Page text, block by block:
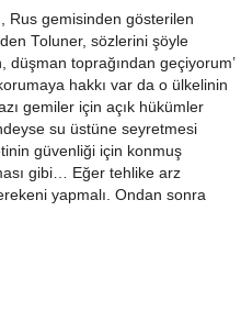
Rus gemisinden gösterilen
Toluner, sözlerini şöyle
düşman toprağından geçiyorum’
hakkı var da o ülkelinin
gemiler için açık hükümler
su üstüne seyretmesi
güvenliği için konmuş
gibi… Eğer tehlike arz
yapmalı. Ondan sonra